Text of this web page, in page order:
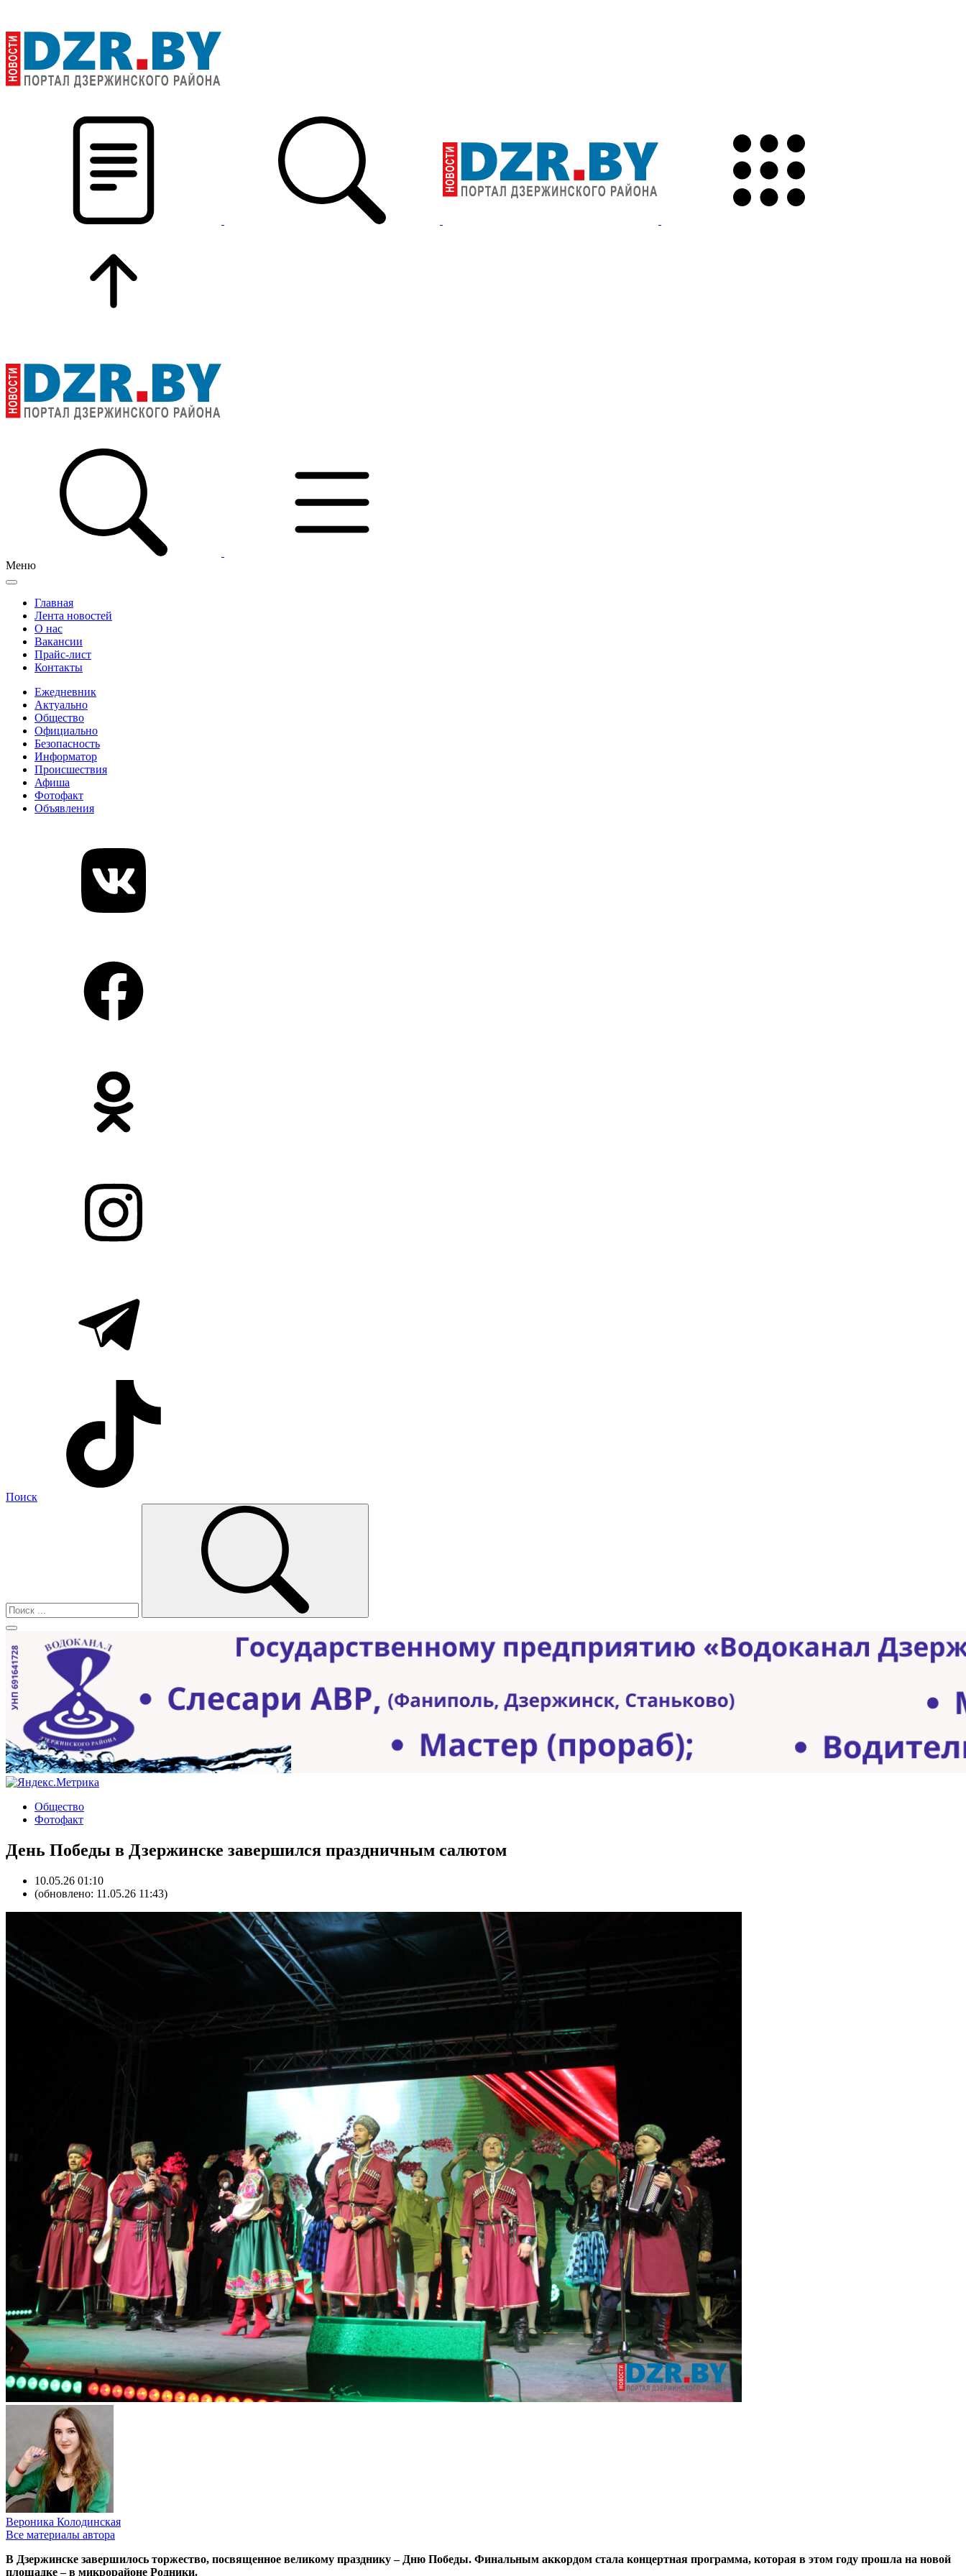
Меню
Главная
Лента новостей
О нас
Вакансии
Прайс-лист
Контакты
Ежедневник
Актуально
Общество
Официально
Безопасность
Информатор
Происшествия
Афиша
Фотофакт
Объявления
Поиск
Общество
Фотофакт
День Победы в Дзержинске завершился праздничным салютом
10.05.26 01:10
(обновлено: 11.05.26 11:43)
Вероника Колодинская
Все материалы автора
В Дзержинске завершилось торжество, посвященное великому празднику – Дню Победы. Финальным аккордом стала концертная программа, которая в этом году прошла на новой
площадке – в микрорайоне Родники.